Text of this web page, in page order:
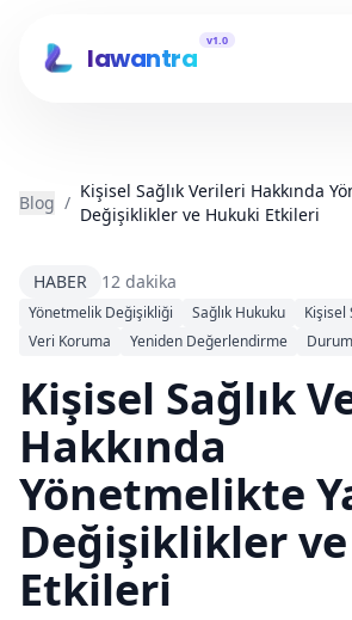
lawantra
v1.0
Blog /
Kişisel Sağlık Verileri Hakkında
Değişiklikler ve Hukuki Etkileri
HABER 12 dakika
Yönetmelik Değişikliği Sağlık Hukuku
Kişisel
Veri Koruma
Yeniden Değerlendirme
Kişisel Sağlık
Hakkında
Yönetmelikte
Değişiklikler
Etkileri